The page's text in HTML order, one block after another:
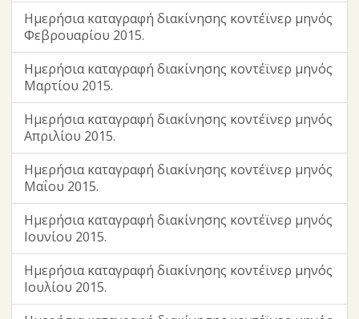
13.02.2021.odt
14.02.2021.odt
15.02.2021.odt
16.02.2021.odt
17.02.2021.odt
18.02.2021.odt
19.02.2021.odt
20.02.2021.odt
21.02.2021.odt
22.02.2021.odt
23.02.2021.odt
24.02.2021.odt
25.02.2021.odt
26.02.2021.odt
27.02.2021.odt
28.02.2021.odt
Ημερήσια καταγραφή διακίνησης κοντέϊνερ μηνός
Φεβρουαρίου 2015.
Ημερήσια καταγραφή διακίνησης κοντέϊνερ μηνός
Μαρτίου 2015.
Ημερήσια καταγραφή διακίνησης κοντέϊνερ μηνός
Απριλίου 2015.
Ημερήσια καταγραφή διακίνησης κοντέϊνερ μηνός
Μαΐου 2015.
Ημερήσια καταγραφή διακίνησης κοντέϊνερ μηνός
Ιουνίου 2015.
Ημερήσια καταγραφή διακίνησης κοντέϊνερ μηνός
Ιουλίου 2015.